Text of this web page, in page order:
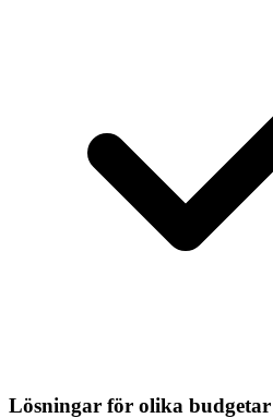
Lösningar för olika budgetar